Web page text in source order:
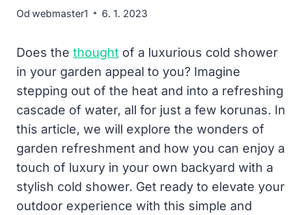
Od webmaster1 6. 1. 2023
Does the thought of a luxurious cold shower
in your garden appeal to you? Imagine
stepping out of the heat and into a refreshing
cascade of water, all for just a few korunas. In
this article, we will explore the wonders of
garden refreshment and how you can enjoy a
touch of luxury in your own backyard with a
stylish cold shower. Get ready to elevate your
outdoor experience with this simple and